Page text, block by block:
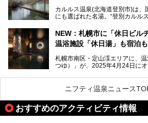
の温泉や料理をはじめ、パブリ
全貌を徹底的にご紹介します！
カルルス温泉(北海道登別市)は、
にも選ばれた名湯。“登別カルル
豊かな登別温泉とは対照的な存在
残る閑静な温泉地です。
地体験し、カルルス温泉をご紹
をはじめ、日帰り入浴可能な全３
NEW：札幌市に「休日ビル
温浴施設「休日湯」も宿泊
札幌市南区・定山渓エリアに、
つゆ）」が、2025年4月24日に
この施設は、温泉・サウナの「
LOUNGE DAYOF」・グルメ「
スクラメーションホテル」で構
空間。
今回は、そんな「休日ビルヂン
ニフティ温泉ニュース
おすすめのアクティビティ情報